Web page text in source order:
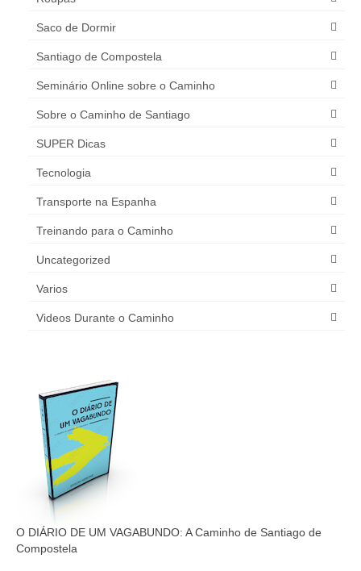
Saco de Dormir
Santiago de Compostela
Seminário Online sobre o Caminho
Sobre o Caminho de Santiago
SUPER Dicas
Tecnologia
Transporte na Espanha
Treinando para o Caminho
Uncategorized
Varios
Videos Durante o Caminho
O DIÁRIO DE UM VAGABUNDO: A Caminho de Santiago de
Compostela